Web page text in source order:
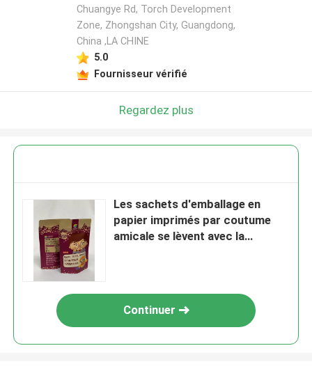
Chuangye Rd, Torch Development
Zone, Zhongshan City, Guangdong,
China ,LA CHINE
5.0
Fournisseur vérifié
Regardez plus
Les sachets d'emballage en
papier imprimés par coutume
amicale se lèvent avec la
Continuer